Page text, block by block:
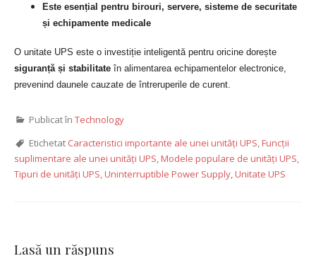
Este esențial pentru birouri, servere, sisteme de securitate
și echipamente medicale
O unitate UPS este o investiție inteligentă pentru oricine dorește
siguranță și stabilitate în alimentarea echipamentelor electronice,
prevenind daunele cauzate de întreruperile de curent.
Publicat în Technology
Etichetat Caracteristici importante ale unei unități UPS,Funcții
suplimentare ale unei unități UPS,Modele populare de unități UPS,
Tipuri de unități UPS,Uninterruptible Power Supply,Unitate UPS
Lasă un răspuns